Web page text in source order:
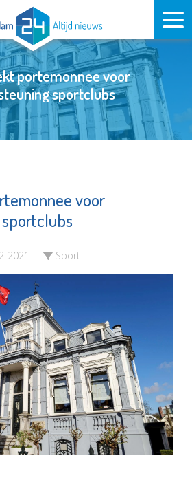
portemonnee voor
sportclubs
voor
2021 Sport